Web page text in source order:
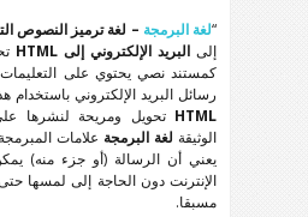
“لغة البرمجة – لغة ترميز النصوص
إلى البريد الإلكتروني إلى HTML
رسائل البريد الإلكتروني باستخدام
HTML تحويل ومريحة لنشرها
الوثيقة لغة البرمجة علامات
يعني أن الرسالة (أو جزء منه)
الإنترنت دون الحاجة إلى لمسها
مسبقا.